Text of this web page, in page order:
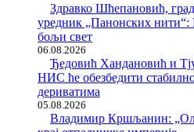
Здравко Шћепановић,
уредник „Панонских нити“:
бољи свет
06.08.2026
Ђедовић Хандановић и
НИС ће обезбедити
дериватима
05.08.2026
Владимир Кршљанин: